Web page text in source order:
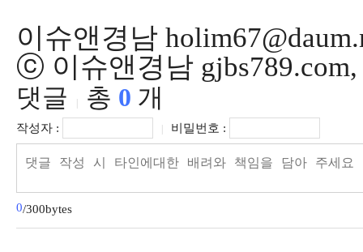
이슈앤경남
ⓒ 이슈앤경남
댓글 총 0 개
작성자 : 비밀번호 :
0/300bytes